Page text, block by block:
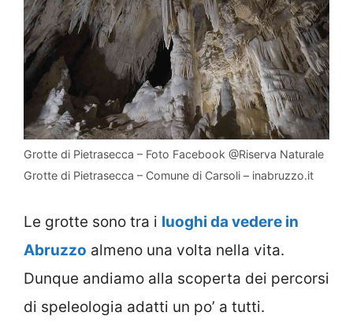
Grotte di Pietrasecca – Foto Facebook @Riserva Naturale
Grotte di Pietrasecca – Comune di Carsoli – inabruzzo.it
Le grotte sono tra i luoghi da vedere in
Abruzzo almeno una volta nella vita.
Dunque andiamo alla scoperta dei percorsi
di speleologia adatti un po’ a tutti.